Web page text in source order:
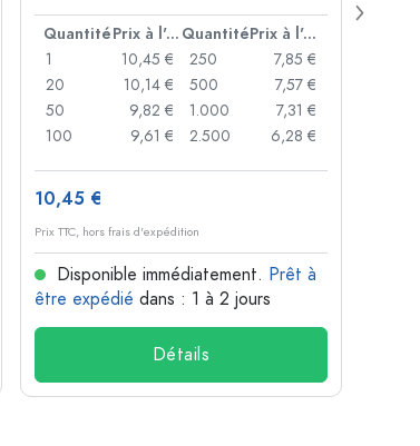
Quantité Prix à l'unité Quantité
Prix à l'unité
1
10,45 €
20
10,14 €
50
9,82 €
100
9,61 €
250
7,85 €
500
7,57 €
1.000
7,31 €
2.500
6,28 €
10,45 €
Prix TTC, hors frais d'expédition
Disponible immédiatement. Prêt à
être expédié dans : 1 à 2 jours
Détails